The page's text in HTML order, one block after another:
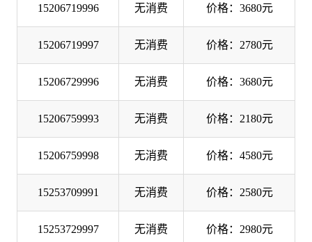
15206719996 无消费 价格：3680元
15206719997 无消费 价格：2780元
15206729996 无消费 价格：3680元
15206759993 无消费 价格：2180元
15206759998 无消费 价格：4580元
15253709991 无消费 价格：2580元
15253729997 无消费 价格：2980元